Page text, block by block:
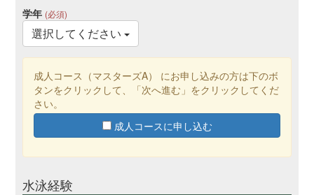
学年 (必須)
選択してください
成人コース（マスターズA） にお申し込みの方は下のボ
タンをクリックして、「次へ進む」をクリックしてくだ
さい。
成人コースに申し込む
水泳経験